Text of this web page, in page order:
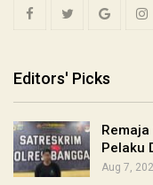
Editors' Picks
Pelaku
Aug 7,